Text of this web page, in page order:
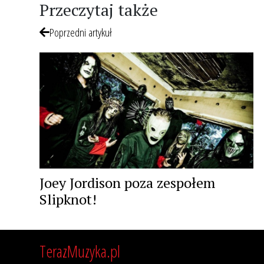
Przeczytaj także
Poprzedni artykuł
Joey Jordison poza zespołem
Slipknot!
TerazMuzyka.pl